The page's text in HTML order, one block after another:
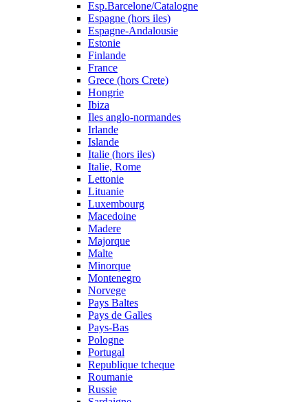
Esp.Barcelone/Catalogne
Espagne (hors iles)
Espagne-Andalousie
Estonie
Finlande
France
Grece (hors Crete)
Hongrie
Ibiza
Iles anglo-normandes
Irlande
Islande
Italie (hors iles)
Italie, Rome
Lettonie
Lituanie
Luxembourg
Macedoine
Madere
Majorque
Malte
Minorque
Montenegro
Norvege
Pays Baltes
Pays de Galles
Pays-Bas
Pologne
Portugal
Republique tcheque
Roumanie
Russie